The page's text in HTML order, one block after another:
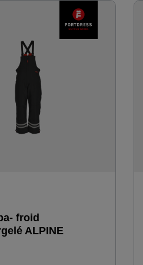
un meilleur ajustement
dans le dos à hauteur
insérée dans l'entrejambe
de mouvement ·
latérales doublées de
être fermées par des
pour cutter et stylo sur la
poches genoux pour
insérables ·
à spirale haute
éclair sur les jambes
froid
ALPINE